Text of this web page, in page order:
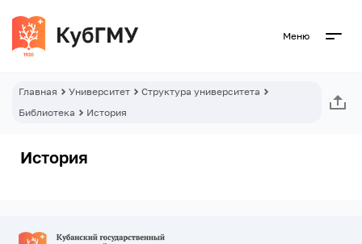
Меню
Главная Университет
Структура университета
Библиотека
История
История